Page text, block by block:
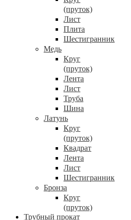
(пруток)
Лист
Плита
Шестигранник
Медь
Круг
(пруток)
Лента
Лист
Труба
Шина
Латунь
Круг
(пруток)
Квадрат
Лента
Лист
Шестигранник
Бронза
Круг
(пруток)
Трубный прокат